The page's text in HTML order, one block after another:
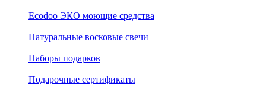
Ecodoo ЭКО моющие средства
Натуральные восковые свечи
Наборы подарков
Подарочные сертификаты